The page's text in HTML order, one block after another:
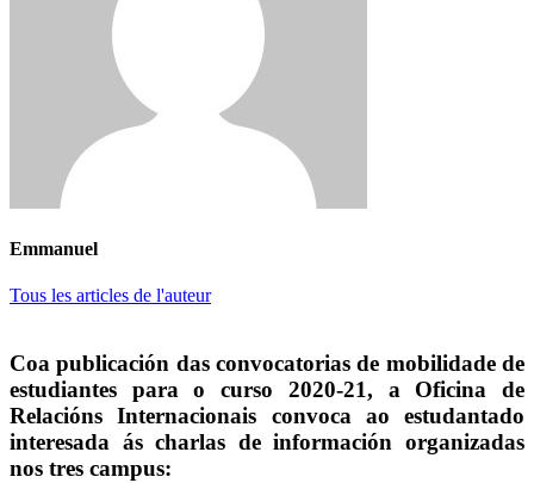
Emmanuel
Tous les articles de l'auteur
Coa publicación das convocatorias de mobilidade de
estudiantes para o curso 2020-21, a Oficina de
Relacións Internacionais convoca ao estudantado
interesada ás charlas de información organizadas
nos tres campus: